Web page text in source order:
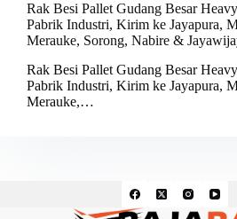
Rak Besi Pallet Gudang Besar
Pabrik Industri, Kirim ke Jayapura,
Merauke, Sorong, Nabire &
Rak Besi Pallet Gudang Besar
Pabrik Industri, Kirim ke Jayapura,
Merauke,…